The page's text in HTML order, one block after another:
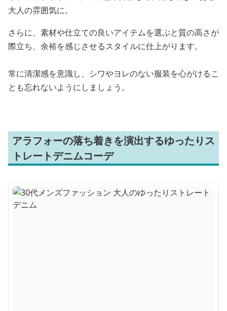
大人の雰囲気に。
さらに、素材や仕立ての良いアイテムを選ぶと質の高さが
際立ち、余裕を感じさせるスタイルに仕上がります。
常に清潔感を意識し、シワやヨレのない服装を心がけるこ
とも忘れないようにしましょう。
アラフォーの落ち着きを演出するゆったりス
トレートデニムコーデ